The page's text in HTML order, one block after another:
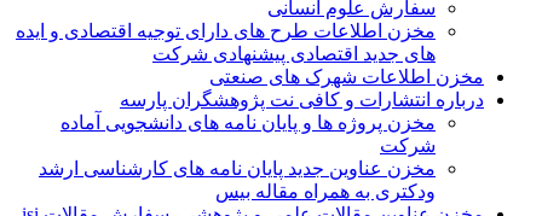
سفارش علوم انسانی
مخزن اطلاعات طرح های دارای توجیه اقتصادی و ایده
های جدید اقتصادی پیشنهادی شرکت
مخزن اطلاعات شهرک های صنعتی
درباره انتشارات و کافی نت پژوهشگران پارسه
مخزن پروژه ها و پایان نامه های دانشجویی آماده
شرکت
مخزن عناوین جدید پایان نامه های کارشناسی ارشد
ودکتری به همراه مقاله بیس